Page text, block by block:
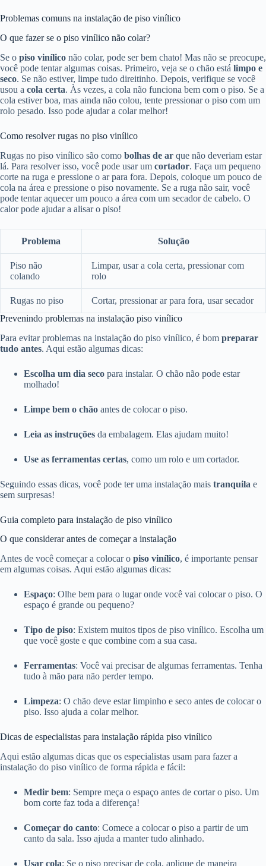
Problemas comuns na instalação de piso vinílico
O que fazer se o piso vinílico não colar?
Se o piso vinílico não colar, pode ser bem chato! Mas não se preocupe,
você pode tentar algumas coisas. Primeiro, veja se o chão está limpo e
seco. Se não estiver, limpe tudo direitinho. Depois, verifique se você
usou a cola certa. Às vezes, a cola não funciona bem com o piso. Se a
cola estiver boa, mas ainda não colou, tente pressionar o piso com um
rolo pesado. Isso pode ajudar a colar melhor!
Como resolver rugas no piso vinílico
Rugas no piso vinílico são como bolhas de ar que não deveriam estar
lá. Para resolver isso, você pode usar um cortador. Faça um pequeno
corte na ruga e pressione o ar para fora. Depois, coloque um pouco de
cola na área e pressione o piso novamente. Se a ruga não sair, você
pode tentar aquecer um pouco a área com um secador de cabelo. O
calor pode ajudar a alisar o piso!
Problema Solução
Piso não
colando
Limpar, usar a cola certa, pressionar com
rolo
Rugas no piso
Cortar, pressionar ar para fora, usar secador
Prevenindo problemas na instalação piso vinílico
Para evitar problemas na instalação do piso vinílico, é bom preparar
tudo antes. Aqui estão algumas dicas:
Escolha um dia seco para instalar. O chão não pode estar
molhado!
Limpe bem o chão antes de colocar o piso.
Leia as instruções da embalagem. Elas ajudam muito!
Use as ferramentas certas, como um rolo e um cortador.
Seguindo essas dicas, você pode ter uma instalação mais tranquila e
sem surpresas!
Guia completo para instalação de piso vinílico
O que considerar antes de começar a instalação
Antes de você começar a colocar o piso vinílico, é importante pensar
em algumas coisas. Aqui estão algumas dicas:
Espaço: Olhe bem para o lugar onde você vai colocar o piso. O
espaço é grande ou pequeno?
Tipo de piso: Existem muitos tipos de piso vinílico. Escolha um
que você goste e que combine com a sua casa.
Ferramentas: Você vai precisar de algumas ferramentas. Tenha
tudo à mão para não perder tempo.
Limpeza: O chão deve estar limpinho e seco antes de colocar o
piso. Isso ajuda a colar melhor.
Dicas de especialistas para instalação rápida piso vinílico
Aqui estão algumas dicas que os especialistas usam para fazer a
instalação do piso vinílico de forma rápida e fácil:
Medir bem: Sempre meça o espaço antes de cortar o piso. Um
bom corte faz toda a diferença!
Começar do canto: Comece a colocar o piso a partir de um
canto da sala. Isso ajuda a manter tudo alinhado.
Usar cola: Se o piso precisar de cola, aplique de maneira